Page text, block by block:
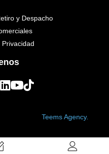
y Despacho
Teems Agency.